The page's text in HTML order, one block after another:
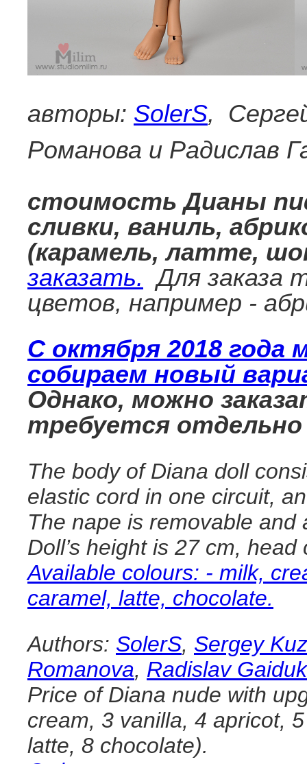
авторы: SolerS,
Романова и Радислав
стоимость Дианы
сливки, ваниль,
(карамель, латте,
заказать. Для заказа
цветов, например -
С октября 2018 года
собираем новый
Однако, можно
требуется отдельно
The body of Diana doll
elastic cord in one circuit,
The nape is removable and
Doll’s height is 27 cm,
Available colours: - milk,
caramel, latte, chocolate.
Authors: SolerS, Sergey
Romanova, Radislav Gaiduk
Price of Diana nude with
cream, 3 vanilla, 4 apricot,
latte, 8 chocolate).